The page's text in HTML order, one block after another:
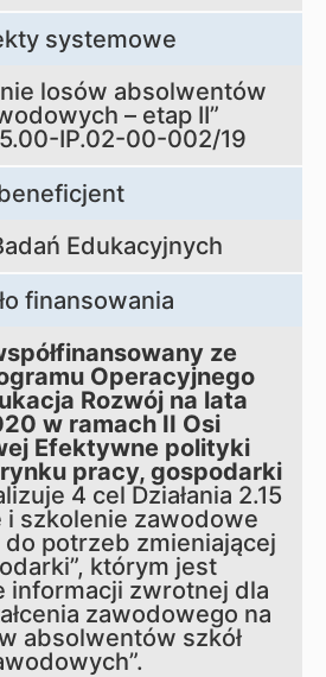
systemowe
losów absolwentów
– etap II”
IP.02-00-002/19
Edukacyjnych
finansowania
ze
Operacyjnego
Rozwój na lata
w ramach II Osi
Efektywne polityki
pracy, gospodarki
4 cel Działania 2.15
i szkolenie zawodowe
potrzeb zmieniającej
którym jest
informacji zwrotnej dla
zawodowego na
absolwentów szkół